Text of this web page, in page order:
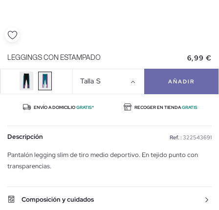
LEGGINGS CON ESTAMPADO 6,99 €
Talla S AÑADIR
ENVÍO A DOMICILIOGRATIS* RECOGER EN TIENDAGRATIS
Descripción Ref. : 322543691
Pantalón legging slim de tiro medio deportivo. En tejido punto con
transparencias.
Composición y cuidados